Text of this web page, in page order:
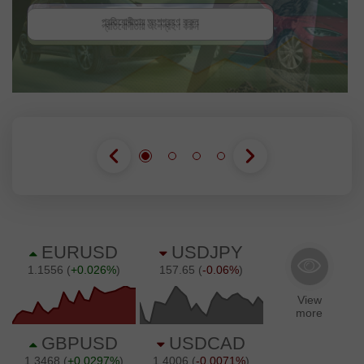
প্রতিযোগীতায় অংশগ্রহণ করুন
প্রতিযোগীতায় অংশগ্রহণ করুন
প্রতিযোগীতায় অংশগ্রহণ করুন